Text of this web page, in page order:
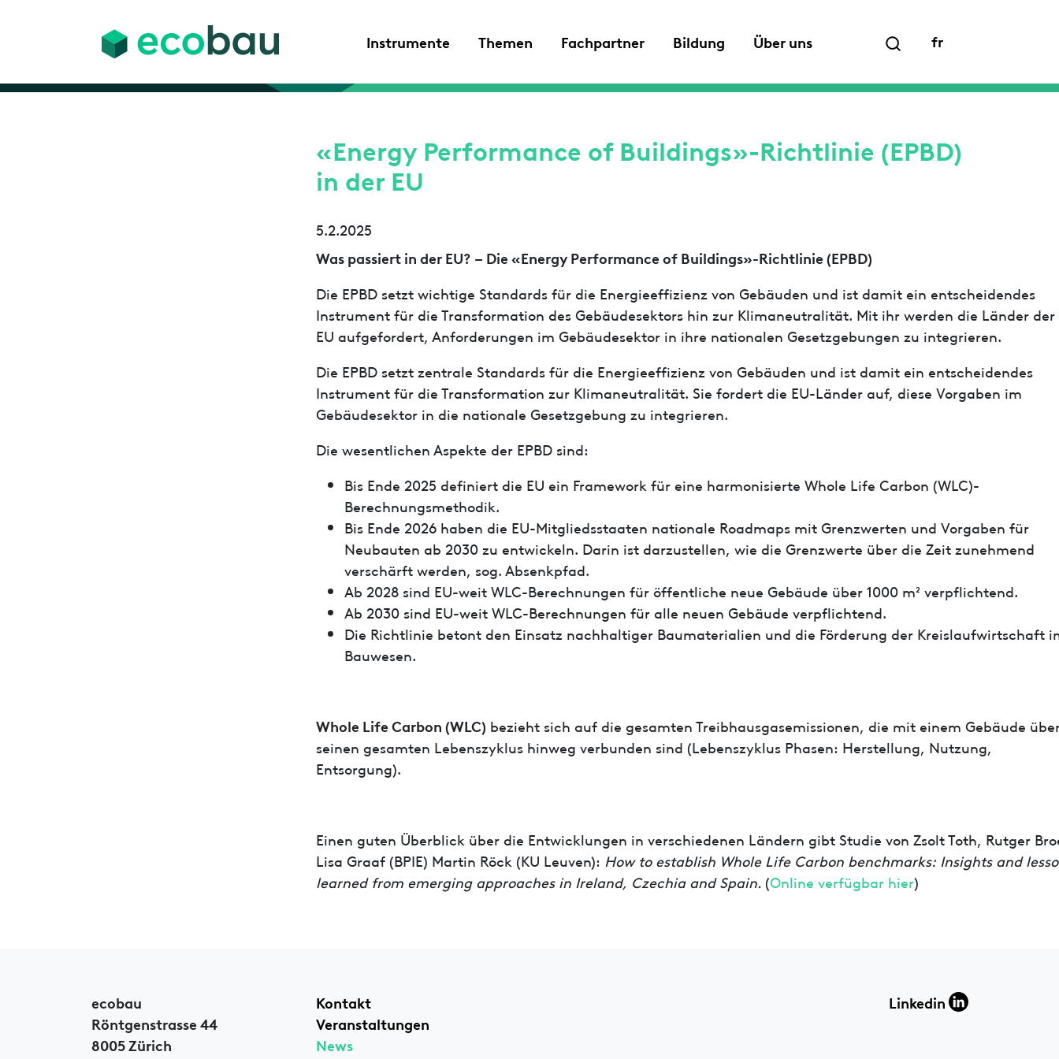
Instrumente Themen Fachpartner Bildung Über uns fr
«Energy Performance of Buildings»-Richtlinie (EPBD)
in der EU
5.2.2025
Was passiert in der EU? – Die «Energy Performance of Buildings»-Richtlinie (EPBD)
Die EPBD setzt wichtige Standards für die Energieeffizienz von Gebäuden und ist damit ein entscheidendes
Instrument für die Transformation des Gebäudesektors hin zur Klimaneutralität. Mit ihr werden die Länder der
EU aufgefordert, Anforderungen im Gebäudesektor in ihre nationalen Gesetzgebungen zu integrieren.
Die EPBD setzt zentrale Standards für die Energieeffizienz von Gebäuden und ist damit ein entscheidendes
Instrument für die Transformation zur Klimaneutralität. Sie fordert die EU-Länder auf, diese Vorgaben im
Gebäudesektor in die nationale Gesetzgebung zu integrieren.
Die wesentlichen Aspekte der EPBD sind:
Bis Ende 2025 definiert die EU ein Framework für eine harmonisierte Whole Life Carbon (WLC)-
Berechnungsmethodik.
Bis Ende 2026 haben die EU-Mitgliedsstaaten nationale Roadmaps mit Grenzwerten und Vorgaben für
Neubauten ab 2030 zu entwickeln. Darin ist darzustellen, wie die Grenzwerte über die Zeit zunehmend
verschärft werden, sog. Absenkpfad.
Ab 2028 sind EU-weit WLC-Berechnungen für öffentliche neue Gebäude über 1000 m² verpflichtend.
Ab 2030 sind EU-weit WLC-Berechnungen für alle neuen Gebäude verpflichtend.
Die Richtlinie betont den Einsatz nachhaltiger Baumaterialien und die Förderung der Kreislaufwirtschaft
Bauwesen.
Whole Life Carbon (WLC) bezieht sich auf die gesamten Treibhausgasemissionen, die mit einem Gebäude
seinen gesamten Lebenszyklus hinweg verbunden sind (Lebenszyklus Phasen: Herstellung, Nutzung,
Entsorgung).
Einen guten Überblick über die Entwicklungen in verschiedenen Ländern gibt Studie von Zsolt Toth, Rutger
Lisa Graaf (BPIE) Martin Röck (KU Leuven): How to establish Whole Life Carbon benchmarks: Insights and
learned from emerging approaches in Ireland, Czechia and Spain. (Online verfügbar hier)
ecobau
Röntgenstrasse 44
8005 Zürich
Kontakt
Veranstaltungen
News
Linkedin